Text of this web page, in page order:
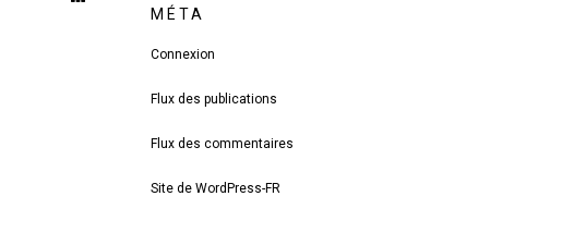
MÉTA
Connexion
Flux des publications
Flux des commentaires
Site de WordPress-FR